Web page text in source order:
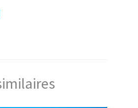
innovant qui évacue l'air chaud